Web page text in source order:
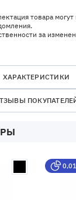
товара могут
за
ХАРАКТЕРИСТИКИ